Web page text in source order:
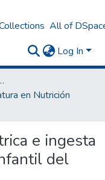
All of
Log In
la Salud Fundación H. A. Barceló
en Nutrición
e ingesta
del